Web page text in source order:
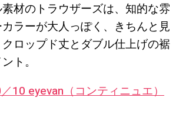
材のトラウザーズは、知的な雰
ラーが大人っぽく、きちんと見
ロップド丈とダブル仕上げの裾
ト。
10 eyevan（コンティニュエ）